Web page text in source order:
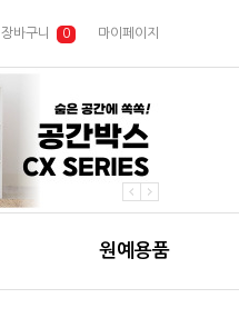
장바구니 0 마이페이지
원예용품